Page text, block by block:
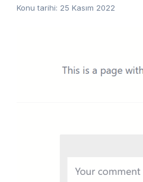
Konu tarihi: 25 Kasım 2022